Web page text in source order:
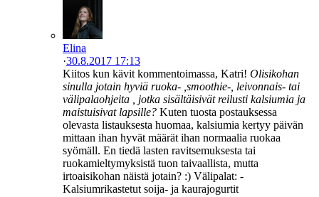
Elina
·30.8.2017 17:13
Kiitos kun kävit kommentoimassa, Katri! Olisikohan
sinulla jotain hyviä ruoka- ,smoothie-, leivonnais- tai
välipalaohjeita , jotka sisältäisivät reilusti kalsiumia ja
maistuisivat lapsille? Kuten tuosta postauksessa
olevasta listauksesta huomaa, kalsiumia kertyy päivän
mittaan ihan hyvät määrät ihan normaalia ruokaa
syömäll. En tiedä lasten ravitsemuksesta tai
ruokamieltymyksistä tuon taivaallista, mutta
irtoaisikohan näistä jotain? :) Välipalat: -
Kalsiumrikastetut soija- ja kaurajogurtit